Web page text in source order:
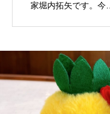
家堀内拓矢です。今…